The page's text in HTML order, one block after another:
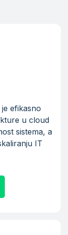
efikasno
u cloud
sistema, a
IT